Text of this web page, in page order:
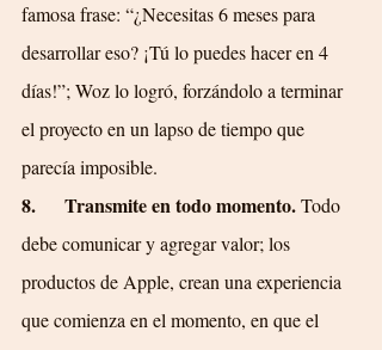
famosa frase: “¿Necesitas 6 meses para
desarrollar eso? ¡Tú lo puedes hacer en 4
días!”; Woz lo logró, forzándolo a terminar
el proyecto en un lapso de tiempo que
parecía imposible.
8.      Transmite en todo momento. Todo
debe comunicar y agregar valor; los
productos de Apple, crean una experiencia
que comienza en el momento, en que el